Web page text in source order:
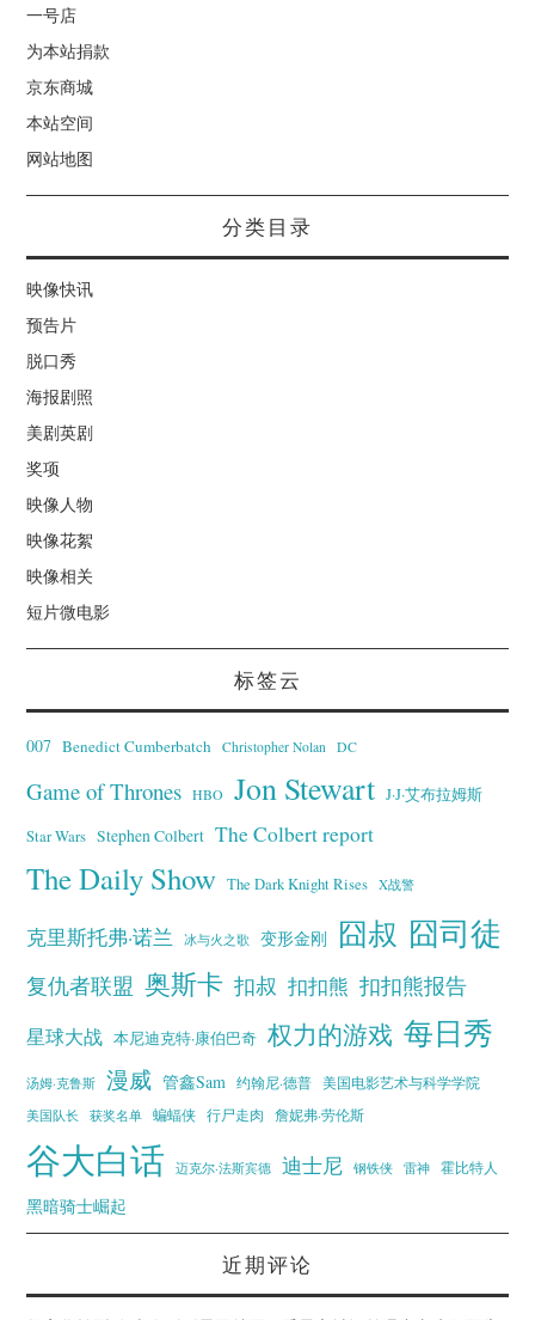
一号店
为本站捐款
京东商城
本站空间
网站地图
分类目录
映像快讯
预告片
脱口秀
海报剧照
美剧英剧
奖项
映像人物
映像花絮
映像相关
短片微电影
标签云
007 Benedict Cumberbatch Christopher Nolan DC
Game of Thrones HBO Jon Stewart J·J·艾布拉姆斯
Star Wars Stephen Colbert The Colbert report
The Daily Show The Dark Knight Rises X战警
克里斯托弗·诺兰 冰与火之歌 变形金刚 囧叔 囧司徒
复仇者联盟 奥斯卡 扣叔 扣扣熊 扣扣熊报告
星球大战 本尼迪克特·康伯巴奇 权力的游戏 每日秀
汤姆·克鲁斯 漫威 管鑫Sam 约翰尼·德普
美国电影艺术与科学学院
美国队长
获奖名单 蝙蝠侠 行尸走肉 詹妮弗·劳伦斯
谷大白话 迈克尔·法斯宾德 迪士尼 钢铁侠 雷神 霍比特人
黑暗骑士崛起
近期评论